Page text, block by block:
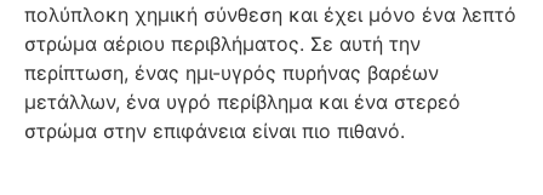
πολύπλοκη χημική σύνθεση και έχει μόνο ένα λεπτό
στρώμα αέριου περιβλήματος. Σε αυτή την
περίπτωση, ένας ημι-υγρός πυρήνας βαρέων
μετάλλων, ένα υγρό περίβλημα και ένα στερεό
στρώμα στην επιφάνεια είναι πιο πιθανό.